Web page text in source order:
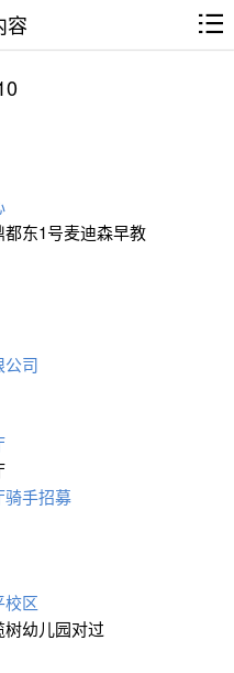
容
东1号麦迪森早教
公司
骑手招募
校区
幼儿园对过